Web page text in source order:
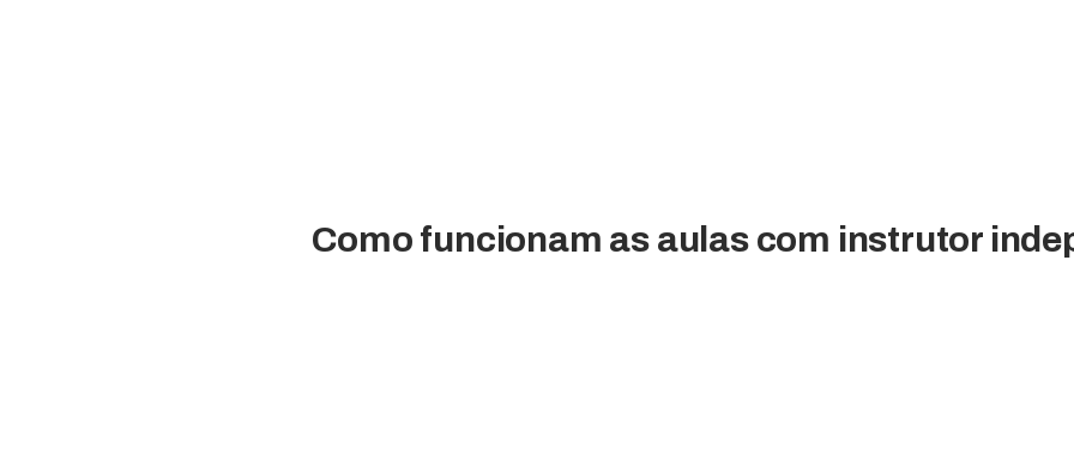
Como funcionam as aulas com instrutor